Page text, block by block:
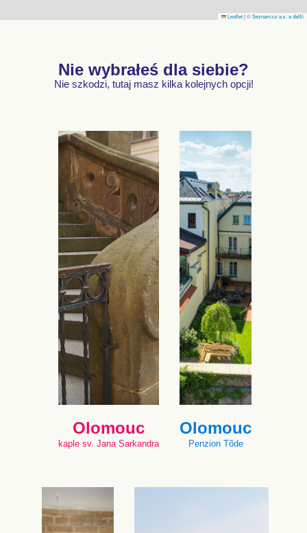
Leaflet|© Seznam.cz a.s. a další
Nie wybrałeś dla siebie?
Nie szkodzi, tutaj masz kilka kolejnych opcji!
Olomouc
kaple sv. Jana Sarkandra
Olomouc
Penzion Tõde